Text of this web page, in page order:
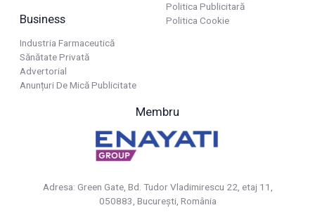
Business
Industria Farmaceutică
Sănătate Privată
Advertorial
Anunțuri De Mică Publicitate
Politica Publicitară
Politica Cookie
Membru
Adresa: Green Gate, Bd. Tudor Vladimirescu 22, etaj 11,
050883, Bucureşti, România